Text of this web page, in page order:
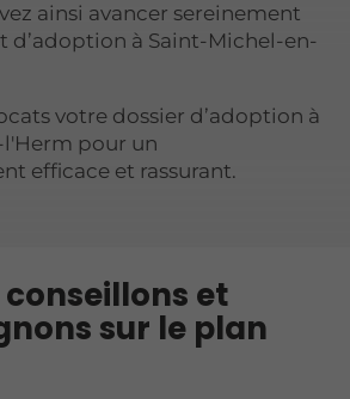
ainsi avancer sereinement
d’adoption à Saint-Michel-en-
votre dossier d’adoption à
pour un
efficace et rassurant.
conseillons et
sur le plan